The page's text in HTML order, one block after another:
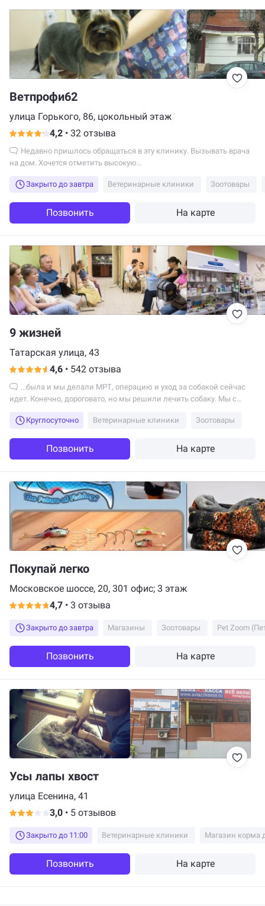
Ветпрофи62
улица Горького, 86, цокольный этаж
4,2 • 32 отзыва
на дом. Хочется отметить высокую
Закрыто до завтра
Ветеринарные клиники Зоотовары
Позвонить На карте
9 жизней
Татарская улица, 43
4,6 • 542 отзыва
идет. Конечно, дороговато, но мы решили лечить собаку. Мы с
Круглосуточно
Ветеринарные клиники Зоотовары
Позвонить На карте
Покупай легко
Московское шоссе, 20, 301 офис; 3 этаж
4,7 • 3 отзыва
Закрыто до завтра Магазины Зоотовары
Позвонить На карте
Усы лапы хвост
улица Есенина, 41
3,0 • 5 отзывов
Закрыто до 11:00 Ветеринарные клиники Магазин корма
Позвонить На карте